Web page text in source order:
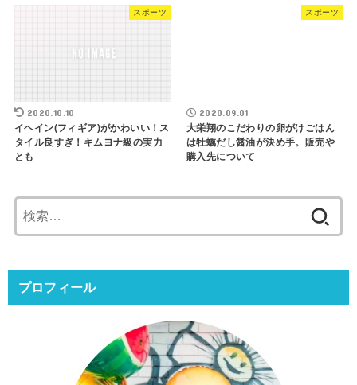
スポーツ
2020.10.10
イヘイン(フィギア)がかわいい！ス
タイル良すぎ！キムヨナ級の実力
とも
スポーツ
2020.09.01
大栄翔のこだわりの卵がけごはん
は牡蠣だし醤油が決め手。販売や
購入先について
索:
プロフィール